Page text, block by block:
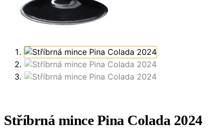
Stříbrná mince Pina Colada 2024